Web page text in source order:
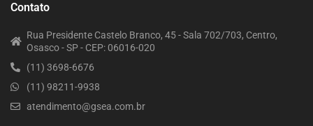
Contato
Rua Presidente Castelo Branco, 45 - Sala 702/703, Centro,
Osasco - SP - CEP: 06016-020
(11) 3698-6676
(11) 98211-9938
atendimento@gsea.com.br